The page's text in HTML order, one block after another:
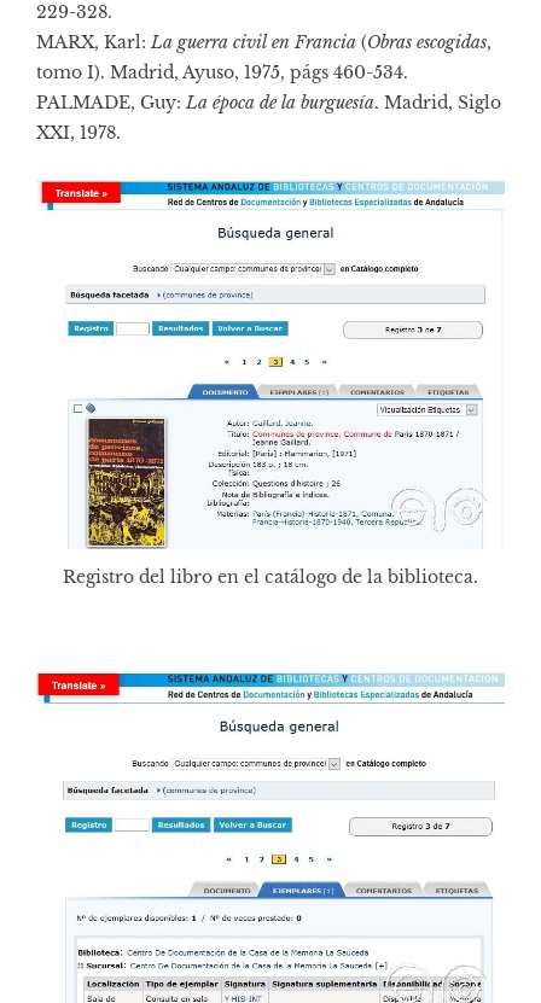
229-328.
MARX, Karl:La guerra civil en Francia (Obras escogidas,
tomo I). Madrid, Ayuso, 1975, págs 460-534.
PALMADE, Guy:La época de la burguesía. Madrid, Siglo
XXI, 1978.
Registro del libro en el catálogo de la biblioteca.